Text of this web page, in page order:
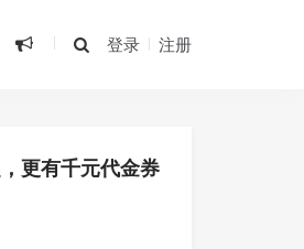
登录 注册
更有千元代金券